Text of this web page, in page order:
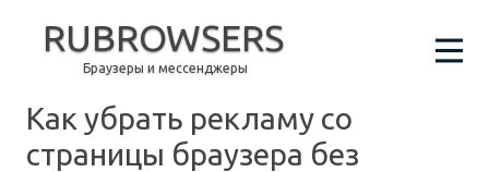
RUBROWSERS
Браузеры и мессенджеры
Как убрать рекламу со
страницы браузера без